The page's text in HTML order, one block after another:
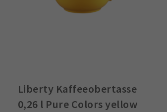
Liberty Kaffeeobertasse
0,26 l Pure Colors yellow